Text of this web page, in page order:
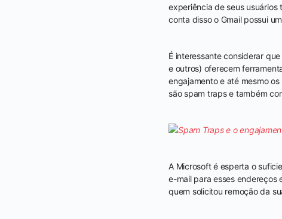
experiência de seus usuários
conta disso o Gmail possui
É interessante considerar
e outros) oferecem
engajamento e até mesmo
são spam traps e também
A Microsoft é esperta o
e-mail para esses endereços
quem solicitou remoção da